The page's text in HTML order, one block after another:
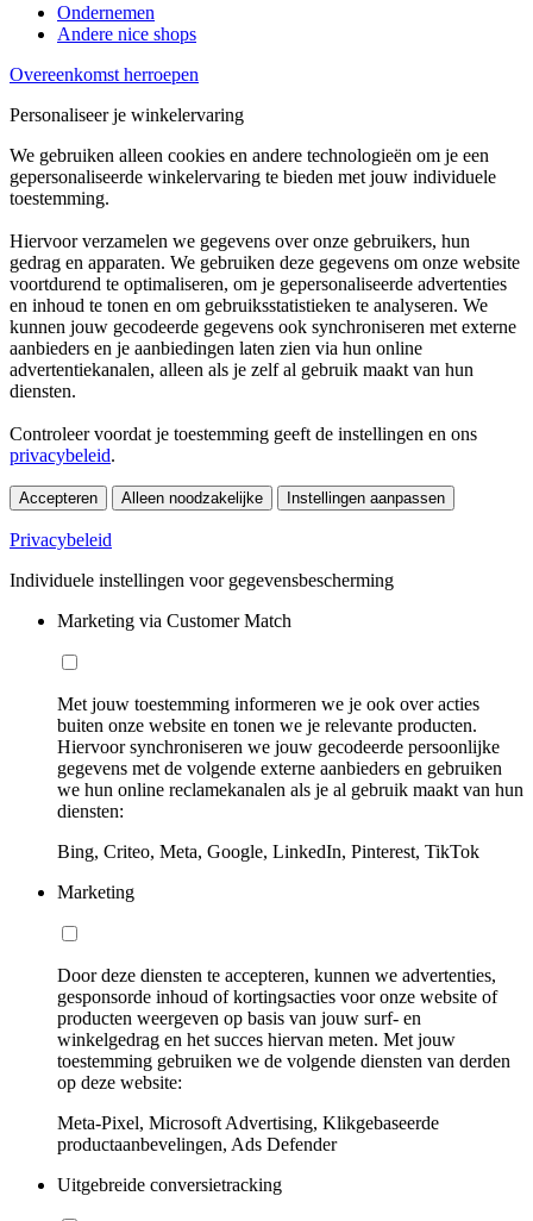
Ondernemen
Andere nice shops
Overeenkomst herroepen
Personaliseer je winkelervaring
We gebruiken alleen cookies en andere technologieën om je een
gepersonaliseerde winkelervaring te bieden met jouw individuele
toestemming.
Hiervoor verzamelen we gegevens over onze gebruikers, hun
gedrag en apparaten. We gebruiken deze gegevens om onze website
voortdurend te optimaliseren, om je gepersonaliseerde advertenties
en inhoud te tonen en om gebruiksstatistieken te analyseren. We
kunnen jouw gecodeerde gegevens ook synchroniseren met externe
aanbieders en je aanbiedingen laten zien via hun online
advertentiekanalen, alleen als je zelf al gebruik maakt van hun
diensten.
Controleer voordat je toestemming geeft de instellingen en ons
privacybeleid.
Accepteren Alleen noodzakelijke Instellingen aanpassen
Privacybeleid
Individuele instellingen voor gegevensbescherming
Marketing via Customer Match
Met jouw toestemming informeren we je ook over acties
buiten onze website en tonen we je relevante producten.
Hiervoor synchroniseren we jouw gecodeerde persoonlijke
gegevens met de volgende externe aanbieders en gebruiken
we hun online reclamekanalen als je al gebruik maakt van hun
diensten:
Bing, Criteo, Meta, Google, LinkedIn, Pinterest, TikTok
Marketing
Door deze diensten te accepteren, kunnen we advertenties,
gesponsorde inhoud of kortingsacties voor onze website of
producten weergeven op basis van jouw surf- en
winkelgedrag en het succes hiervan meten. Met jouw
toestemming gebruiken we de volgende diensten van derden
op deze website:
Meta-Pixel, Microsoft Advertising, Klikgebaseerde
productaanbevelingen, Ads Defender
Uitgebreide conversietracking